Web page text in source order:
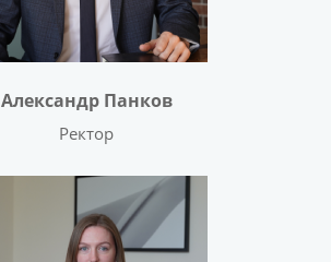
Александр Панков
Ректор